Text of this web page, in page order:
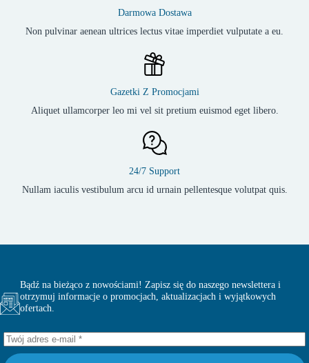
Darmowa Dostawa
Non pulvinar aenean ultrices lectus vitae imperdiet vulputate a eu.
Gazetki Z Promocjami
Aliquet ullamcorper leo mi vel sit pretium euismod eget libero.
24/7 Support
Nullam iaculis vestibulum arcu id urnain pellentesque volutpat quis.
Bądź na bieżąco z nowościami! Zapisz się do naszego newslettera i
otrzymuj informacje o promocjach, aktualizacjach i wyjątkowych
ofertach.